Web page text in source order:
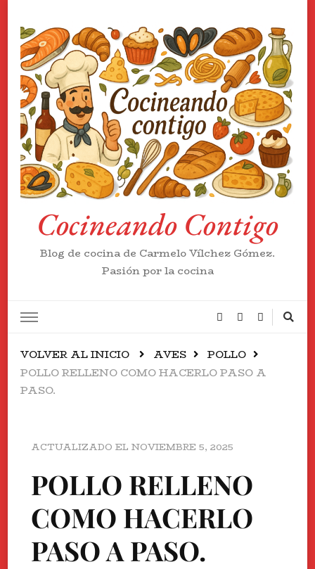
Cocineando Contigo
Blog de cocina de Carmelo Vílchez Gómez.
Pasión por la cocina
VOLVER AL INICIO AVES
POLLO
POLLO RELLENO COMO HACERLO PASO A
PASO.
ACTUALIZADO EL NOVIEMBRE 5, 2025
POLLO RELLENO
COMO HACERLO
PASO A PASO.